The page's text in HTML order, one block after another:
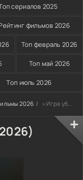
сериалов 2025
фильмов 2026
Топ февраль 2026
Топ май 2026
Топ июль 2026
2026 » Игра убийцы (2026)